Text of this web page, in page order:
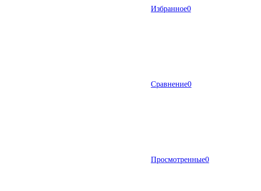
Избранное0
Сравнение0
Просмотренные0